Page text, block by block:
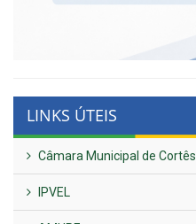
LINKS ÚTEIS
Câmara Municipal de Cortês
IPVEL